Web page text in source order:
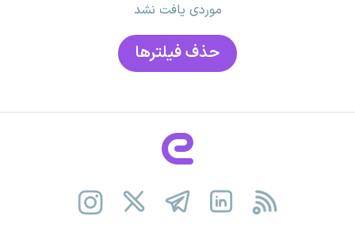
موردی یافت نشد
حذف فیلتر‌ها